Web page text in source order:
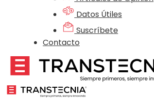
Datos Útiles
Suscríbete
Contacto